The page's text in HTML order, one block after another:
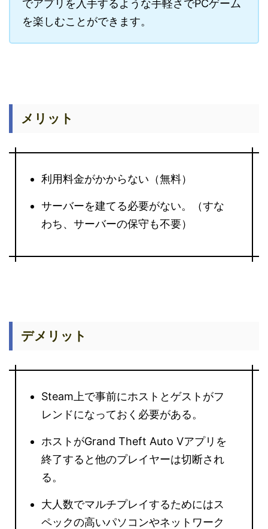
でアプリを入手するような手軽さでPCゲーム
を楽しむことができます。
メリット
利用料金がかからない（無料）
サーバーを建てる必要がない。（すな
わち、サーバーの保守も不要）
デメリット
Steam上で事前にホストとゲストがフ
レンドになっておく必要がある。
ホストがGrand Theft Auto Vアプリを
終了すると他のプレイヤーは切断され
る。
大人数でマルチプレイするためにはス
ペックの高いパソコンやネットワーク